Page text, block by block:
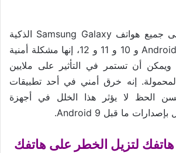
سيؤثر هذا الخلل على جميع هواتف Samsung Galaxy الذكية
التي تعمل بنظام Android 9 و 10 و 11 و 12، إنها مشكلة أمنية
ويمكن أن تستمر في التأثير على ملايين
إنه خرق أمني في أحد تطبيقات
الحظ لا يؤثر هذا الخلل في أجهزة
لتزيل الخطر على هاتفك